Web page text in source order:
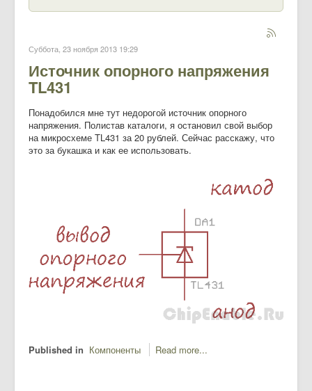
Суббота, 23 ноября 2013 19:29
Источник опорного напряжения
TL431
Понадобился мне тут недорогой источник опорного
напряжения. Полистав каталоги, я остановил свой выбор
на микросхеме TL431 за 20 рублей. Сейчас расскажу, что
это за букашка и как ее использовать.
Published in Компоненты Read more...